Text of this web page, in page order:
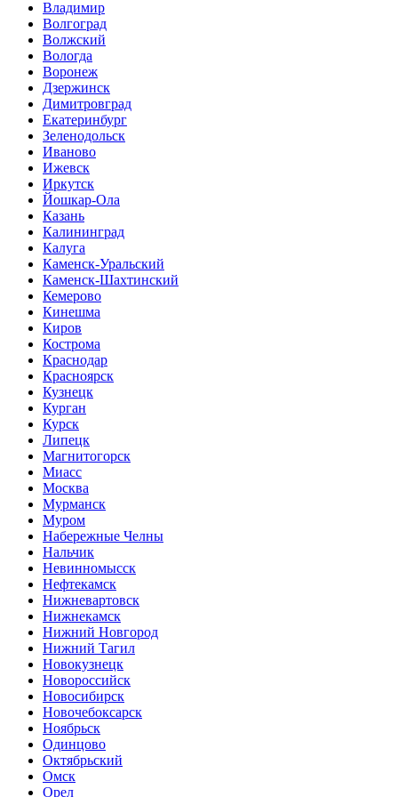
Владимир
Волгоград
Волжский
Вологда
Воронеж
Дзержинск
Димитровград
Екатеринбург
Зеленодольск
Иваново
Ижевск
Иркутск
Йошкар-Ола
Казань
Калининград
Калуга
Каменск-Уральский
Каменск-Шахтинский
Кемерово
Кинешма
Киров
Кострома
Краснодар
Красноярск
Кузнецк
Курган
Курск
Липецк
Магнитогорск
Миасс
Москва
Мурманск
Муром
Набережные Челны
Нальчик
Невинномысск
Нефтекамск
Нижневартовск
Нижнекамск
Нижний Новгород
Нижний Тагил
Новокузнецк
Новороссийск
Новосибирск
Новочебоксарск
Ноябрьск
Одинцово
Октябрьский
Омск
Орел